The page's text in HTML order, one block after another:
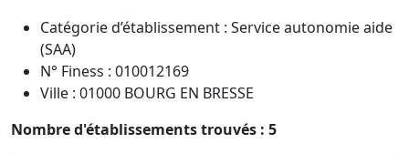
Catégorie d’établissement : Service autonomie aide
(SAA)
N° Finess : 010012169
Ville : 01000 BOURG EN BRESSE
Nombre d'établissements trouvés : 5